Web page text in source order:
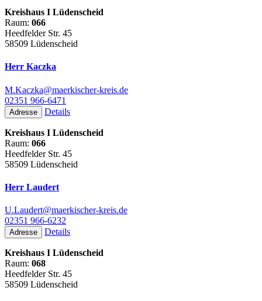
Kreishaus I Lüdenscheid
Raum: 066
Heedfelder Str. 45
58509 Lüdenscheid
Herr Kaczka
M.Kaczka@maerkischer-kreis.de
02351 966-6471
Adresse Details
Kreishaus I Lüdenscheid
Raum: 066
Heedfelder Str. 45
58509 Lüdenscheid
Herr Laudert
U.Laudert@maerkischer-kreis.de
02351 966-6232
Adresse Details
Kreishaus I Lüdenscheid
Raum: 068
Heedfelder Str. 45
58509 Lüdenscheid